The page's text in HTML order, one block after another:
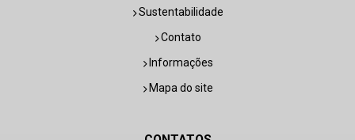
Sustentabilidade
Contato
Informações
Mapa do site